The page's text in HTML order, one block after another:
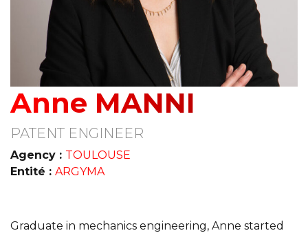
Anne MANNI
PATENT ENGINEER
Agency : TOULOUSE
Entité : ARGYMA
Graduate in mechanics engineering, Anne started